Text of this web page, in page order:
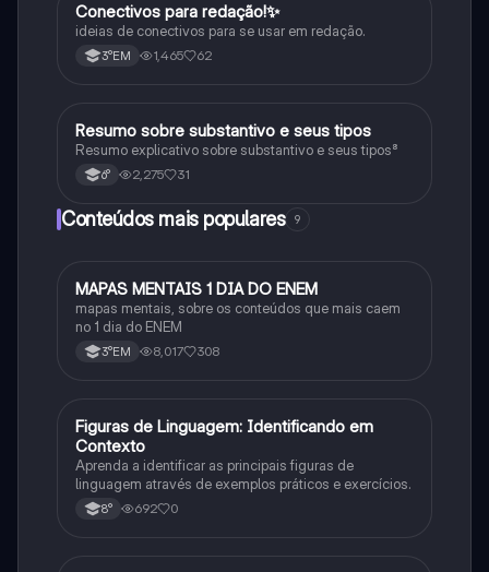
Português
Conectivos para redação!✨
ideias de conectivos para se usar em redação.
3°EM 1,465 62
Português
Resumo sobre substantivo e seus tipos
Resumo explicativo sobre substantivo e seus tipos⁸
6° 2,275 31
Conteúdos mais populares 9
Português
MAPAS MENTAIS 1 DIA DO ENEM
mapas mentais, sobre os conteúdos que mais caem
no 1 dia do ENEM
3°EM 8,017 308
FPortuguês
Figuras de Linguagem: Identificando em
Contexto
Aprenda a identificar as principais figuras de
linguagem através de exemplos práticos e exercícios.
8° 692 0